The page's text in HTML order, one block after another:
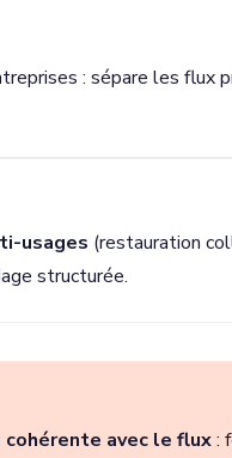
: sépare les flux
usages (restauration
structurée.
cohérente avec le flux: